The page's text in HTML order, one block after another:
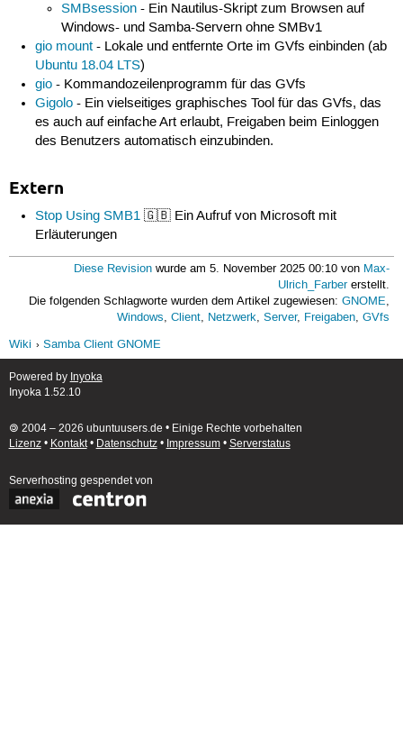
SMBsession - Ein Nautilus-Skript zum Browsen auf
Windows- und Samba-Servern ohne SMBv1
gio mount - Lokale und entfernte Orte im GVfs einbinden (ab
Ubuntu 18.04 LTS)
gio - Kommandozeilenprogramm für das GVfs
Gigolo - Ein vielseitiges graphisches Tool für das GVfs, das
es auch auf einfache Art erlaubt, Freigaben beim Einloggen
des Benutzers automatisch einzubinden.
Extern
Stop Using SMB1 🇬🇧 Ein Aufruf von Microsoft mit
Erläuterungen
Diese Revision wurde am 5. November 2025 00:10 von Max-
Ulrich_Farbererstellt.
Die folgenden Schlagworte wurden dem Artikel zugewiesen:GNOME,
Windows,Client, Netzwerk,Server, Freigaben,GVfs
Wiki
Samba Client GNOME
Powered by Inyoka
Inyoka 1.52.10
🄯 2004 – 2026 ubuntuusers.de • Einige Rechte vorbehalten
Lizenz• Kontakt• Datenschutz• Impressum• Serverstatus
Serverhosting gespendet von